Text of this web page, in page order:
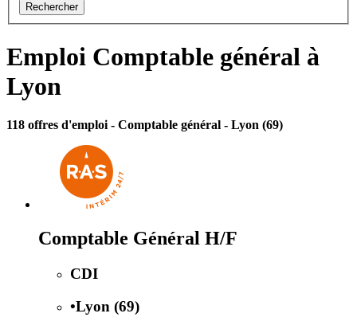
Rechercher
Emploi Comptable général à
Lyon
118 offres d'emploi - Comptable général - Lyon (69)
Comptable Général H/F
CDI
•Lyon (69)